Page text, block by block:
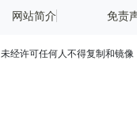
网站简介 免责
未经许可任何人不得复制和镜